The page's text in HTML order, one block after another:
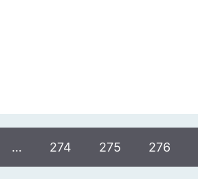
… 274 275 276